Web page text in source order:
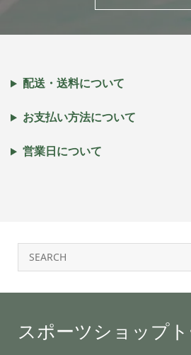
配送・送料について
お支払い方法について
営業日について
スポーツショップ